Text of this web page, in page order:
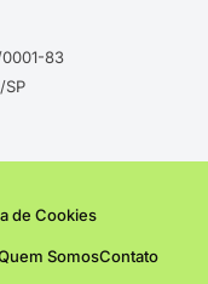
0001-83
de Cookies
SomosContato